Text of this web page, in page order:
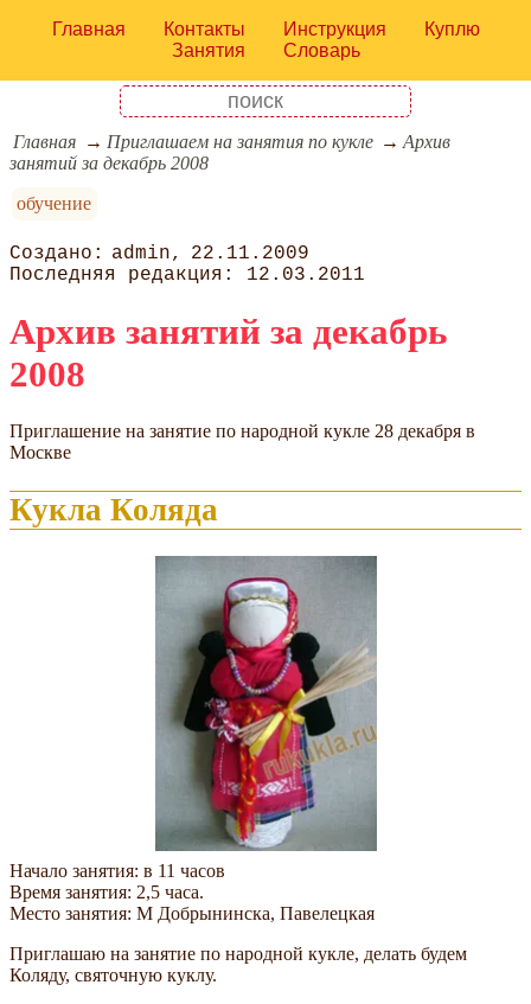
Главная Контакты Инструкция
Куплю
Занятия
Словарь
Главная Приглашаем на занятия по кукле
Архив
занятий за декабрь 2008
обучение
admin
22.11.2009
12.03.2011
Архив занятий за декабрь
2008
Приглашение на занятие по народной кукле 28 декабря в
Москве
Кукла Коляда
Начало занятия: в 11 часов
Время занятия: 2,5 часа.
Место занятия: М Добрынинска, Павелецкая
Приглашаю на занятие по народной кукле, делать будем
Коляду, святочную куклу.